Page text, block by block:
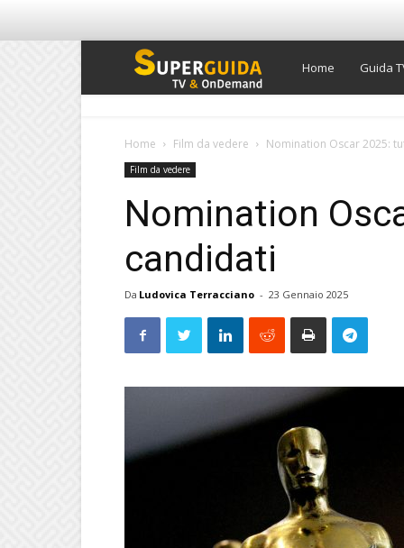
Super
Home Guida
Home Film da vedere Nomination Oscar 2025:
Film da vedere
Nomination
candidati
Da Ludovica Terracciano - 23 Gennaio 2025